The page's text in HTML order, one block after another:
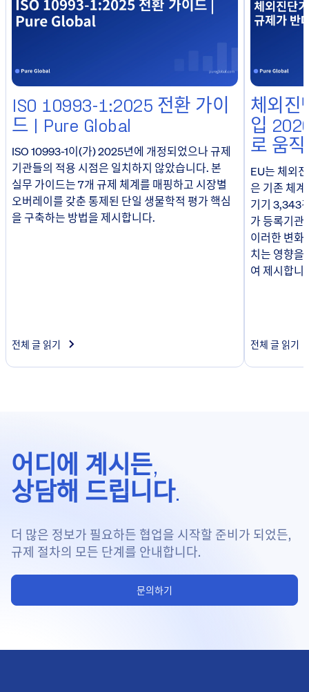
ISO 10993-1:2025 전환 가이
드 | Pure Global
ISO 10993-1이(가) 2025년에 개정되었으나 규제
기관들의 적용 시점은 일치하지 않았습니다. 본
실무 가이드는 7개 규제 체계를 매핑하고 시장별
오버레이를 갖춘 통제된 단일 생물학적 평가 핵심
을 구축하는 방법을 제시합니다.
전체 글 읽기
체외진
입
로 움
EU는 체외
은 기존 체
기기 3,343
가 등록기관
이러한 변화
치는 영향을
여 제시합니
전체 글 읽기
어디에 계시든,
상담해 드립니다.
더 많은 정보가 필요하든 협업을 시작할 준비가 되었든,
규제 절차의 모든 단계를 안내합니다.
문의하기